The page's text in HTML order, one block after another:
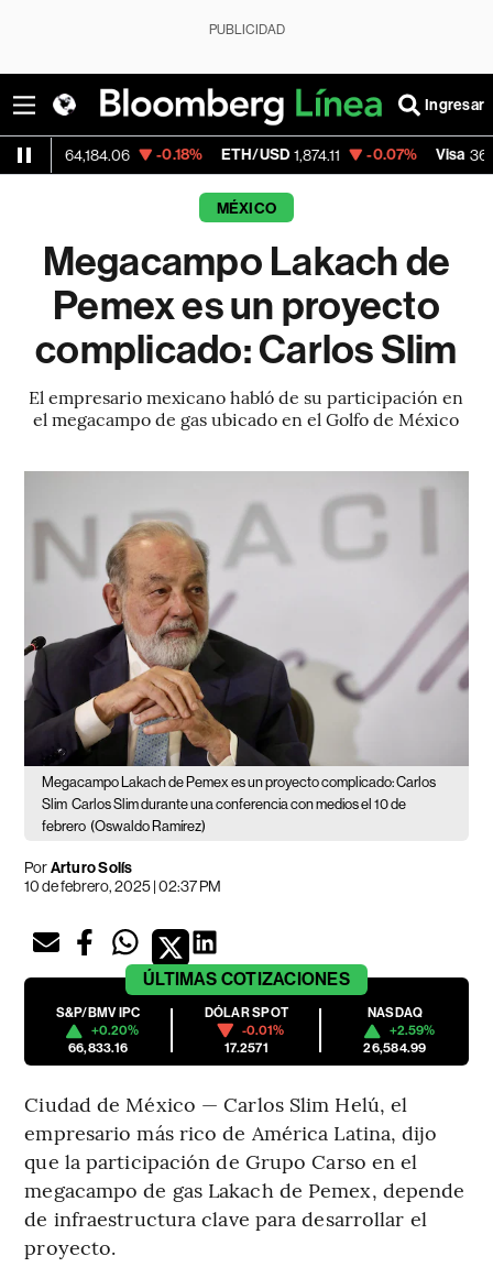
PUBLICIDAD
Ingresar
-0.18% ETH/USD 1,874.11 -0.07% Visa 369.59
MÉXICO
Megacampo Lakach de
Pemex es un proyecto
complicado: Carlos Slim
El empresario mexicano habló de su participación en
el megacampo de gas ubicado en el Golfo de México
Megacampo Lakach de Pemex es un proyecto complicado: Carlos
Slim Carlos Slim durante una conferencia con medios el 10 de
febrero (Oswaldo Ramírez)
PorArturo Solís
10 de febrero, 2025 | 02:37 PM
ÚLTIMAS COTIZACIONES
S&P/BMV IPC
+0.20%
66,833.16
DÓLAR SPOT
-0.01%
17.2571
NASDAQ
+2.59%
26,584.99
Ciudad de México — Carlos Slim Helú, el
empresario más rico de América Latina, dijo
que la participación de Grupo Carso en el
megacampo de gas Lakach de Pemex, depende
de infraestructura clave para desarrollar el
proyecto.